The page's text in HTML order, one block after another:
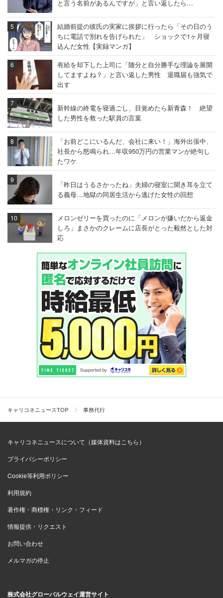
と言う名前があるんですが」と言い返したら…
結婚前提の彼氏の実家に挨拶に行ったら「その日のう
ちに電話で別れを告げられた」 ショックで1ヶ月寝
込んだ女性【実録マンガ】
有給を却下した上司に「随分と自分勝手な理論を展開
してますよね？」と言い返した男性 退職届も強気で
出す
新幹線の終電を寝過ごし、目覚めたら新青森！ 絶望
した男性を救った駅員の言葉
「お前どこにいるんだ、会社に来い！」海外出張中、
社長から怒鳴られ…年収950万円の営業マンが絶句し
たワケ
「昨日はうるさかったね」夫婦の寝室に聞き耳を立て
る義母…地獄の同居生活から逃げた女性の回想
メロンゼリーを買ったのに「メロンが嫌いだから返金
しろ」まさかのクレームに店長がとった毅然とした対
応
キャリコネニュースTOP 事務代行
キャリコネニュースについて（媒体資料はこちら）
プライバシーポリシー
Cookie等利用ポリシー
利用規約
著作権・商標権・リンク・フィード
情報提供・リクエスト
お問い合わせ
メルマガの停止
株式会社グローバルウェイ運営サイト